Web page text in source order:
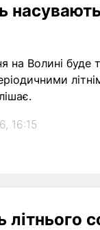
на Волині
16:15
літнього